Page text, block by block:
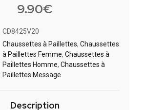
9.90€
CD8425V20
Chaussettes à Paillette​s, Chaussettes
à Paillettes Femme, Chaussettes à
Paillettes Homme, Chaussettes à
Paillettes Message​
Description